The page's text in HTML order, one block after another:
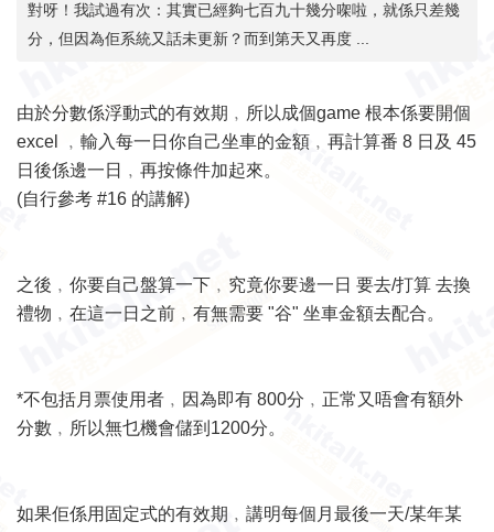
對呀！我試過有次：其實已經夠七百九十幾分㗎啦，就係只差幾
分，但因為佢系統又話未更新？而到第天又再度 ...
由於分數係浮動式的有效期﹐所以成個game 根本係要開個
excel ﹐輸入每一日你自己坐車的金額﹐再計算番 8 日及 45
日後係邊一日﹐再按條件加起來。
(自行參考 #16 的講解)
之後﹐你要自己盤算一下﹐究竟你要邊一日 要去/打算 去換
禮物﹐在這一日之前﹐有無需要 "谷" 坐車金額去配合。
*不包括月票使用者﹐因為即有 800分﹐正常又唔會有額外
分數﹐所以無乜機會儲到1200分。
如果佢係用固定式的有效期﹐講明每個月最後一天/某年某